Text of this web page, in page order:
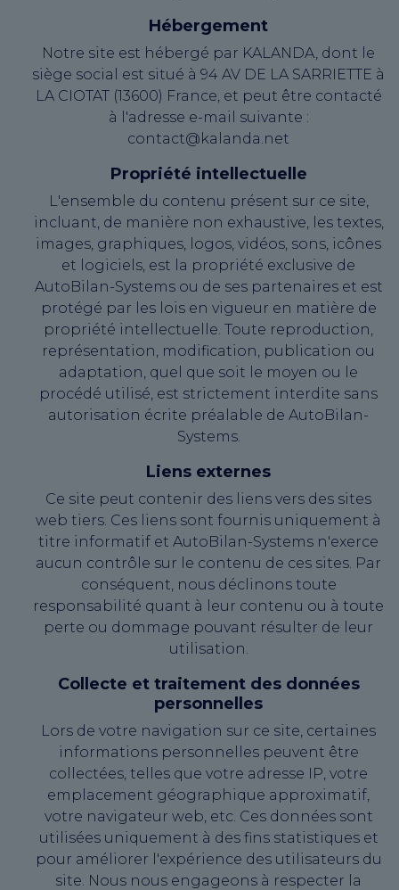
Hébergement
Notre site est hébergé par KALANDA, dont le
siège social est situé à 94 AV DE LA SARRIETTE à
LA CIOTAT (13600) France, et peut être contacté
à l'adresse e-mail suivante :
contact@kalanda.net
Propriété intellectuelle
L'ensemble du contenu présent sur ce site,
incluant, de manière non exhaustive, les textes,
images, graphiques, logos, vidéos, sons, icônes
et logiciels, est la propriété exclusive de
AutoBilan-Systems ou de ses partenaires et est
protégé par les lois en vigueur en matière de
propriété intellectuelle. Toute reproduction,
représentation, modification, publication ou
adaptation, quel que soit le moyen ou le
procédé utilisé, est strictement interdite sans
autorisation écrite préalable de AutoBilan-
Systems.
Liens externes
Ce site peut contenir des liens vers des sites
web tiers. Ces liens sont fournis uniquement à
titre informatif et AutoBilan-Systems n'exerce
aucun contrôle sur le contenu de ces sites. Par
conséquent, nous déclinons toute
responsabilité quant à leur contenu ou à toute
perte ou dommage pouvant résulter de leur
utilisation.
Collecte et traitement des données
personnelles
Lors de votre navigation sur ce site, certaines
informations personnelles peuvent être
collectées, telles que votre adresse IP, votre
emplacement géographique approximatif,
votre navigateur web, etc. Ces données sont
utilisées uniquement à des fins statistiques et
pour améliorer l'expérience des utilisateurs du
site. Nous nous engageons à respecter la